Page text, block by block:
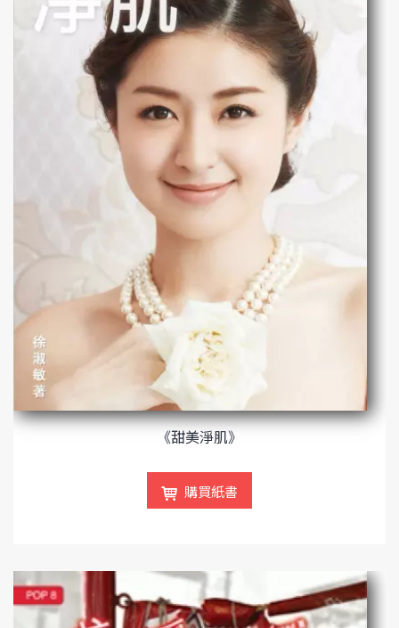
《甜美淨肌》
購買紙書